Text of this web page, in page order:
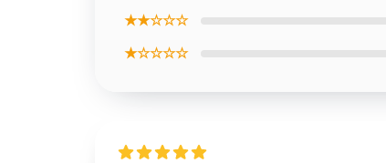
★★☆☆☆
★☆☆☆☆